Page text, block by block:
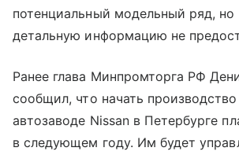
потенциальный модельный ряд, но
детальную информацию не
Ранее глава Минпромторга РФ
сообщил, что начать
автозаводе Nissan в Петербурге
в следующем году. Им будет